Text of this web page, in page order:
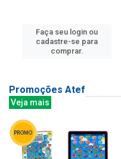
Faça seu login ou
cadastre-se para
comprar.
Promoções Atef
Veja mais